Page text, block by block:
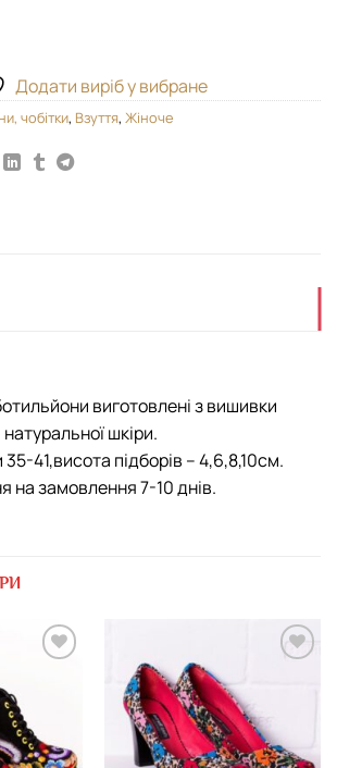
Додати виріб у вибране
чобітки, Взуття, Жіноче
виготовлені з вишивки
шкіри.
41,висота підборів – 4,6,8,10см.
на замовлення 7-10 днів.